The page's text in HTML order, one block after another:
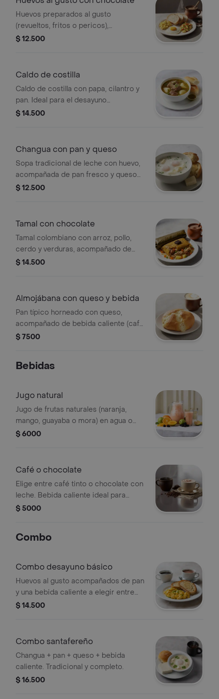
Huevos preparados al gusto
(revueltos, fritos o pericos),
acompañados de pan fresco y bebida
$ 12.500
Caldo de costilla
Caldo de costilla con papa, cilantro y
pan. Ideal para el desayuno
colombiano.
$ 14.500
Changua con pan y queso
Sopa tradicional de leche con huevo,
acompañada de pan fresco y queso
campesino.
$ 12.500
Tamal con chocolate
Tamal colombiano con arroz, pollo,
cerdo y verduras, acompañado de
chocolate caliente.
$ 14.500
Almojábana con queso y bebida
Pan típico horneado con queso,
acompañado de bebida caliente (café
o chocolate).
$ 7500
Bebidas
Jugo natural
Jugo de frutas naturales (naranja,
mango, guayaba o mora) en agua o
leche.
$ 6000
Café o chocolate
Elige entre café tinto o chocolate con
leche. Bebida caliente ideal para
cualquier momento.
$ 5000
Combo
Combo desayuno básico
Huevos al gusto acompañados de pan
y una bebida caliente a elegir entre
café o chocolate.
$ 14.500
Combo santafereño
Changua + pan + queso + bebida
caliente. Tradicional y completo.
$ 16.500